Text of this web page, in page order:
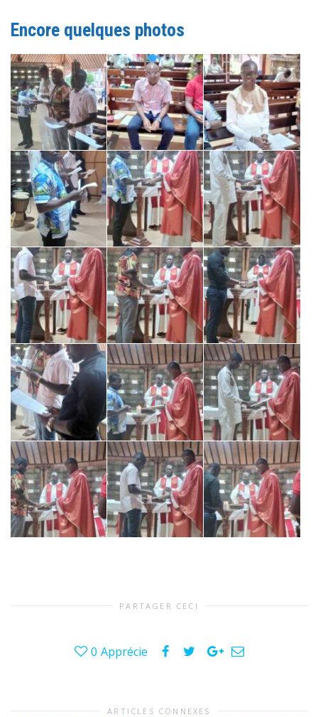
Encore quelques photos
PARTAGER CECI
0 Apprécie
ARTICLES CONNEXES